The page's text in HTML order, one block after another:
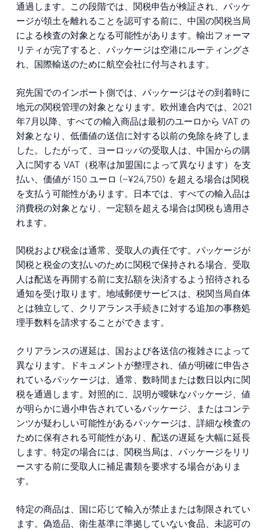
通過します。この段階では、関税申告が検証され、パッケ
ージが領土を離れることを認可する前に、中国の関税当局
による検査の対象となる可能性があります。輸出フォーマ
リティが完了すると、パッケージは空港にルーティングさ
れ、国際輸送のために航空会社に付与されます。
宛先国でのインポート側では、パッケージはその到着時に
地元の関税管理の対象となります。欧州連合内では、2021
年7月以降、すべての輸入商品は最初のユーロから VAT の
対象となり、低価値の送信に対する以前の免除を終了しま
した。したがって、ヨーロッパの受取人は、中国からの購
入に関する VAT（税率は加盟国によって異なります）を支
払い、価値が 150 ユーロ (~¥24,750) を超える場合は関税
を支払う可能性があります。日本では、すべての輸入品は
消費税の対象となり、一定額を超える場合は関税も適用さ
れます。
関税および税金は通常、受取人の責任です。パッケージが
関税と税金の支払いのために関税で保持される場合、受取
人は配送を再開する前に支払額を決済するよう招待される
通知を受け取ります。地域郵便サービスは、税関当局自体
とは独立して、クリアランス手続きに対する追加の事務処
理手数料を請求することができます。
クリアランスの遅延は、国および各送信の複雑さによって
異なります。ドキュメントが整理され、値が明確に申告さ
れているパッケージは、通常、数時間または数日以内に関
税を通過します。対照的に、説明が曖昧なパッケージ、値
が明らかに過小申告されているパッケージ、またはコンテ
ンツが疑わしい可能性があるパッケージは、詳細な検査の
ために保有される可能性があり、配送の遅延を大幅に延長
します。特定の場合には、関税当局は、パッケージをリリ
ースする前に受取人に補足書類を要求する場合がありま
す。
特定の商品は、国に応じて輸入が禁止または制限されてい
ます。偽造品、衛生基準に準拠していない食品、未認可の